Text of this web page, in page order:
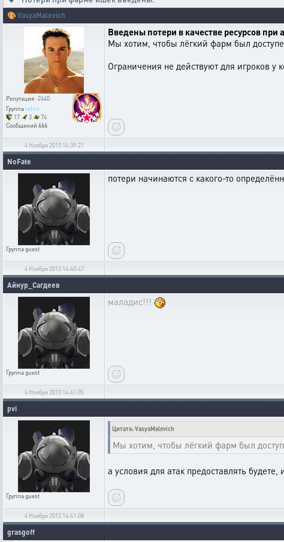
🎨 VasyaMalevich
Репутация-2440
Группа relict
17
3
74
Сообщений 666
Введены потери в качестве ресурсов при
Мы хотим, чтобы лёгкий фарм был
Ограничения не действуют для игроков у
4 Ноября 2013 14:39:21
NoFate
Группаguest
потери начинаются с какого-то
4 Ноября 2013 14:40:47
Айнур_Сагдеев
Группаguest
маладис!!!
4 Ноября 2013 14:41:05
pvi
Группаguest
Цитата: VasyaMalevich
Мы хотим, чтобы лёгкий фарм был
а условия для атак предоставлять
4 Ноября 2013 14:41:08
grasgoff